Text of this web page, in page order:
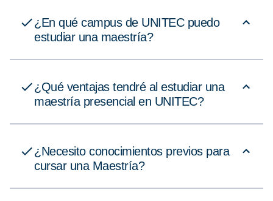
¿En qué campus de UNITEC puedo
estudiar una maestría?
¿Qué ventajas tendré al estudiar una
maestría presencial en UNITEC?
¿Necesito conocimientos previos para
cursar una Maestría?